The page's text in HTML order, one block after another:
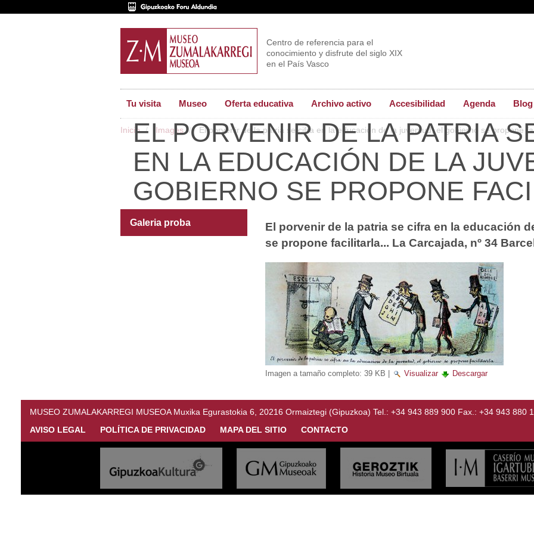
Centro de referencia para el
conocimiento y disfrute del siglo XIX
en el País Vasco
Tu visita Museo Oferta educativa Archivo activo Accesibilidad Agenda Blog
Inicio Images El porvenir de la patria se cifra en la educación de la juventud, el gobierno se propone
EL PORVENIR DE LA PATRIA
EN LA EDUCACIÓN DE LA
GOBIERNO SE PROPONE
El porvenir de la patria se cifra en la educación
se propone facilitarla... La Carcajada, nº 34
Imagen a tamaño completo: 39 KB Visualizar Descargar
Galeria proba
MUSEO ZUMALAKARREGI MUSEOA Muxika Egurastokia 6, 20216 Ormaiztegi (Gipuzkoa) Tel.: +34 943 889 900 Fax.: +34 943 880
AVISO LEGAL
POLÍTICA DE PRIVACIDAD MAPA DEL SITIO CONTACTO